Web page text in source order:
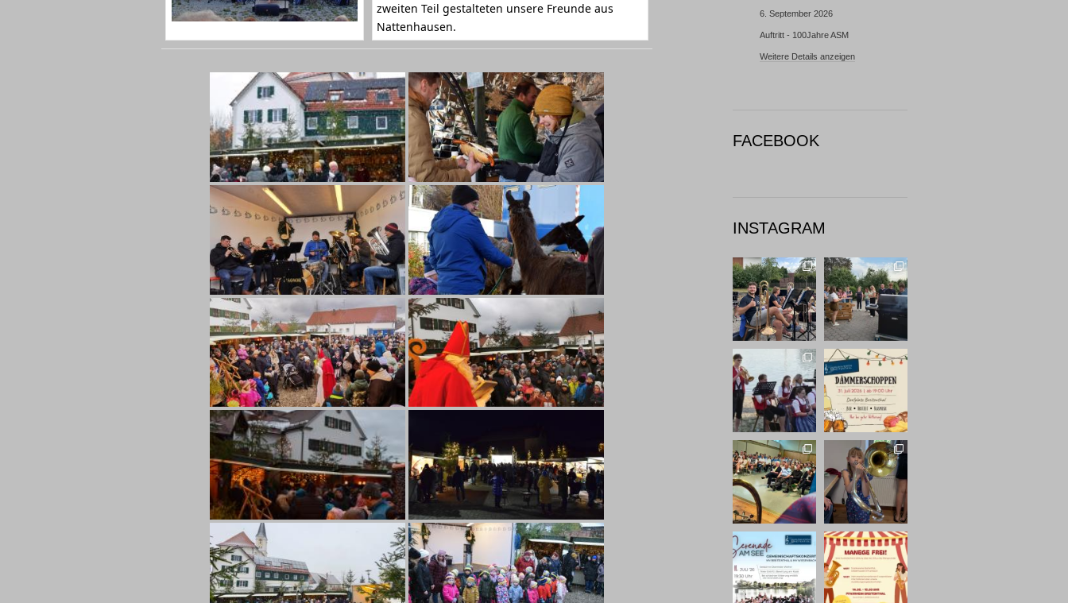
zweiten Teil gestalteten unsere Freunde aus
Nattenhausen.
6. September 2026
Auftritt - 100Jahre ASM
Weitere Details anzeigen
FACEBOOK
INSTAGRAM